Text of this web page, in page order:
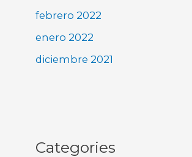
febrero 2022
enero 2022
diciembre 2021
Categories